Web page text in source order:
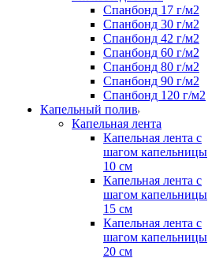
Спанбонд 17 г/м2
Спанбонд 30 г/м2
Спанбонд 42 г/м2
Спанбонд 60 г/м2
Спанбонд 80 г/м2
Спанбонд 90 г/м2
Спанбонд 120 г/м2
Капельный полив
Капельная лента
Капельная лента с
шагом капельницы
10 см
Капельная лента с
шагом капельницы
15 см
Капельная лента с
шагом капельницы
20 см